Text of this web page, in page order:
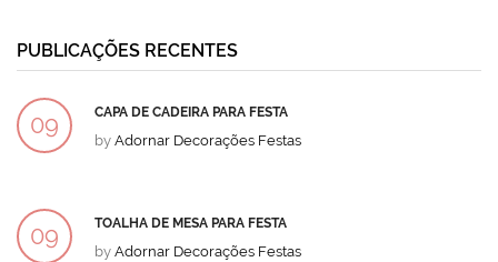
PUBLICAÇÕES RECENTES
09 CAPA DE CADEIRA PARA FESTA
by Adornar Decorações Festas
09 TOALHA DE MESA PARA FESTA
by Adornar Decorações Festas